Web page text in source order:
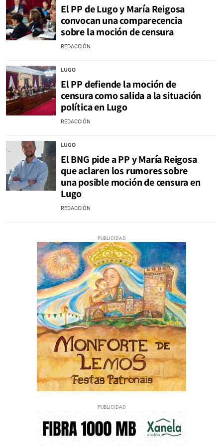
El PP de Lugo y María Reigosa
convocan una comparecencia
sobre la moción de censura
REDACCIÓN
LUGO
El PP defiende la moción de
censura como salida a la situación
política en Lugo
REDACCIÓN
LUGO
El BNG pide a PP y María Reigosa
que aclaren los rumores sobre
una posible moción de censura en
Lugo
REDACCIÓN